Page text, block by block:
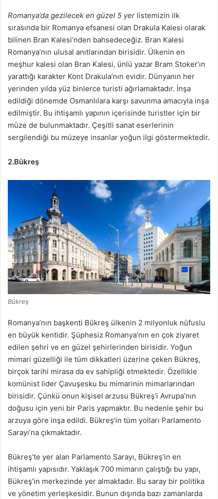
Romanya’da gezilecek en güzel 5 yer listemizin ilk
sırasında bir Romanya efsanesi olan Drakula Kalesi olarak
bilinen Bran Kalesi’nden bahsedeceğiz. Bran Kalesi
Romanya’nın ulusal anıtlarından birisidir. Ülkenin en
meşhur kalesi olan Bran Kalesi, ünlü yazar Bram Stoker’ın
yarattığı karakter Kont Drakula’nın evidir. Dünyanın her
yerinden yılda yüz binlerce turisti ağırlamaktadır. İnşa
edildiği dönemde Osmanlılara karşı savunma amacıyla inşa
edilmiştir. Bu ihtişamlı yapının içerisinde turistler için bir
müze de bulunmaktadır. Çeşitli sanat eserlerinin
sergilendiği bu müzeye insanlar yoğun ilgi göstermektedir.
2.Bükreş
Bükreş
Romanya’nın başkenti Bükreş ülkenin 2 milyonluk nüfuslu
en büyük kentidir. Şüphesiz Romanya’nın en çok ziyaret
edilen şehri ve en güzel şehirlerinden birisidir. Yoğun
mimari güzelliği ile tüm dikkatleri üzerine çeken Bükreş,
birçok tarihi mirasa da ev sahipliği etmektedir. Özellikle
komünist lider Çavuşesku bu mimarinin mimarlarından
birisidir. Çünkü onun kişisel arzusu Bükreş’i Avrupa’nın
doğusu için yeni bir Paris yapmaktır. Bu nedenle şehir bu
arzuya göre inşa edildi. Bükreş’in tüm yolları Parlamento
Sarayı’na çıkmaktadır.
Bükreş’te yer alan Parlamento Sarayı, Bükreş’in en
ihtişamlı yapısıdır. Yaklaşık 700 mimarın çalıştığı bu yapı,
Bükreş’in merkezinde yer almaktadır. Bu saray bir politika
ve yönetim yerleşkesidir. Bunun dışında bazı zamanlarda